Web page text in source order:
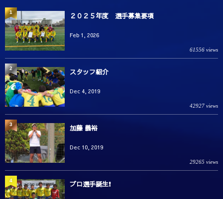
２０２５年度 選手募集要項
Feb 1, 2026
61556 views
1
スタッフ紹介
Dec 4, 2019
42927 views
2
加藤 義裕
Dec 10, 2019
29265 views
3
プロ選手誕生❗️
4